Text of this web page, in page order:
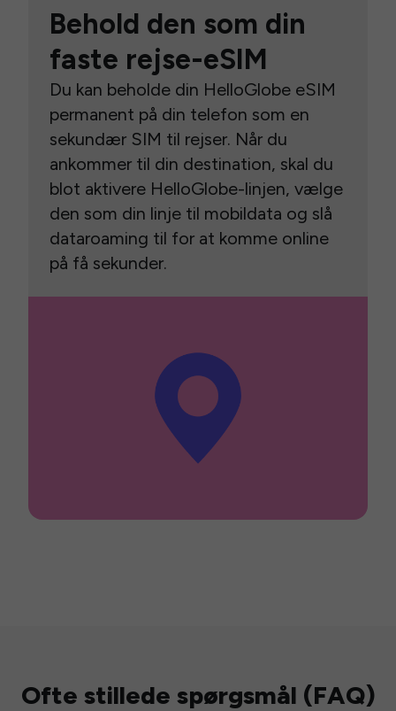
Behold den som din
faste rejse-eSIM
Du kan beholde din HelloGlobe eSIM
permanent på din telefon som en
sekundær SIM til rejser. Når du
ankommer til din destination, skal du
blot aktivere HelloGlobe-linjen, vælge
den som din linje til mobildata og slå
dataroaming til for at komme online
på få sekunder.
Ofte stillede spørgsmål (FAQ)